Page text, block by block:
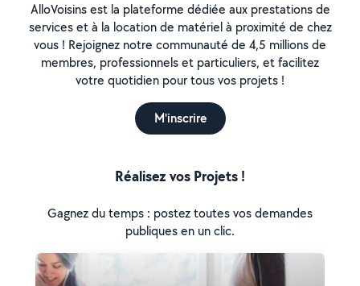
AlloVoisins est la plateforme dédiée aux prestations de
services et à la location de matériel à proximité de chez
vous ! Rejoignez notre communauté de 4,5 millions de
membres, professionnels et particuliers, et facilitez
votre quotidien pour tous vos projets !
M'inscrire
Réalisez vos Projets !
Gagnez du temps : postez toutes vos demandes
publiques en un clic.